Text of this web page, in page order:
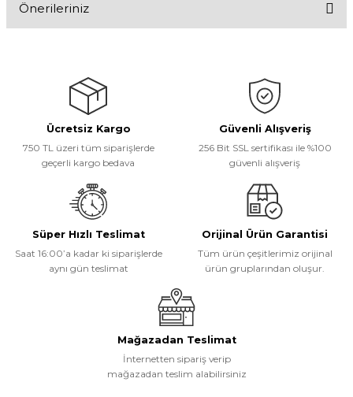
Önerileriniz
tarafımıza iletebilirsiniz.
Görüş ve önerileriniz için teşekkür ederiz.
Ürün resmi kalitesiz, bozuk veya görüntülenemiyor.
Ürün açıklamasında eksik bilgiler bulunuyor.
Ürün fiyatı diğer sitelerden daha pahalı.
Bu ürüne benzer farklı alternatifler olmalı.
Gönder
Ücretsiz Kargo
750 TL üzeri tüm siparişlerde
geçerli kargo bedava
Güvenli Alışveriş
256 Bit SSL sertifikası ile %100
güvenli alışveriş
Süper Hızlı Teslimat
Saat 16:00’a kadar ki siparişlerde
aynı gün teslimat
Orijinal Ürün Garantisi
Tüm ürün çeşitlerimiz orijinal
ürün gruplarından oluşur.
Mağazadan Teslimat
İnternetten sipariş verip
mağazadan teslim alabilirsiniz